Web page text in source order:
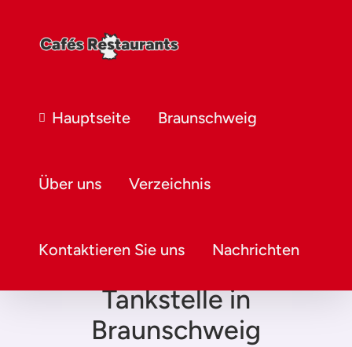
Hauptseite Braunschweig
Über uns Verzeichnis
Kontaktieren Sie uns Nachrichten
Tankstelle in
Braunschweig